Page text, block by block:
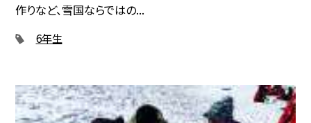
作りなど、雪国ならではの...
6年生